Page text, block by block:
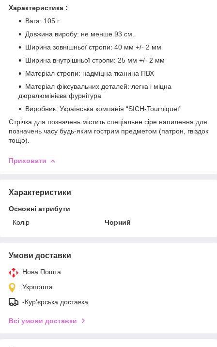
Характеристика :
Вага: 105 г
Довжина виробу: не менше 93 см.
Ширина зовнішньої стропи: 40 мм +/- 2 мм
Ширина внутрішньої стропи: 25 мм +/- 2 мм
Матеріал стропи: надміцна тканина ПВХ
Матеріал фіксувальних деталей: легка і міцна
дюралюмінієва фурнітура
Виробник: Українська компанія “SICH-Tourniquet”
Стрічка для позначень містить спеціальне сіре напилення для
позначень часу будь-яким гострим предметом (патрон, гвіздок
тощо).
Приховати
Характеристики
Основні атрибути
Колір
Чорний
Умови доставки
Нова Пошта
Укрпошта
-Кур'єрська доставка
Всі умови доставки